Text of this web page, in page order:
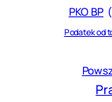
PKO BP
Podatek od